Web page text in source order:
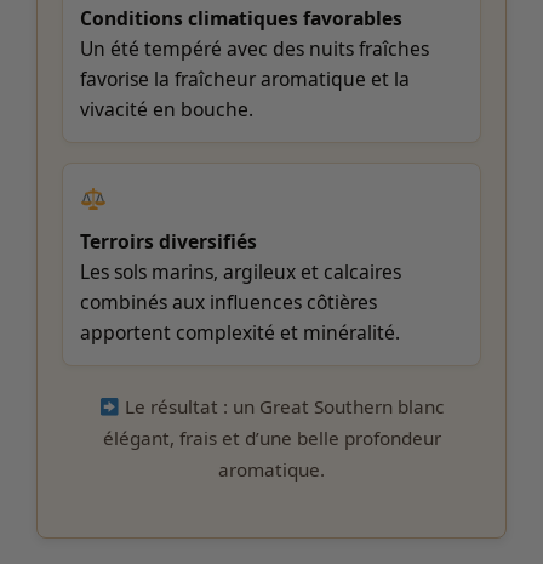
Conditions climatiques favorables
Un été tempéré avec des nuits fraîches
favorise la fraîcheur aromatique et la
vivacité en bouche.
Terroirs diversifiés
Les sols marins, argileux et calcaires
combinés aux influences côtières
apportent complexité et minéralité.
Le résultat : un Great Southern blanc
élégant, frais et d’une belle profondeur
aromatique.